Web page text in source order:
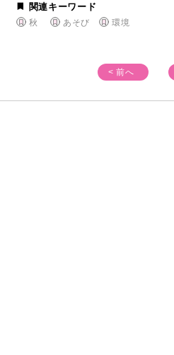
関連キーワード
秋 あそび 環境
< 前へ